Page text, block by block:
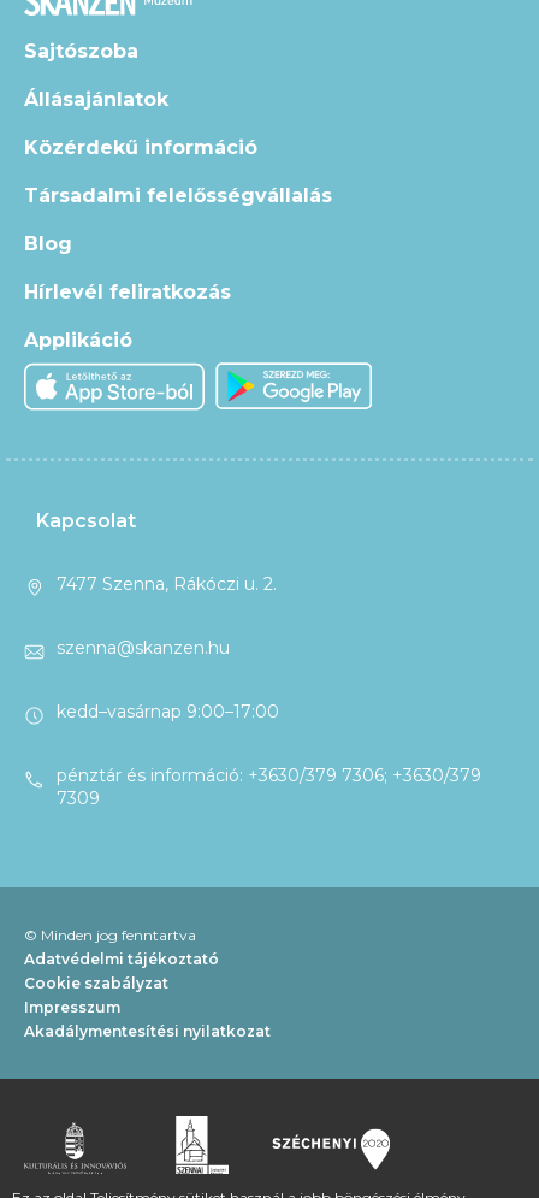
Sajtószoba
Állásajánlatok
Közérdekű információ
Társadalmi felelősségvállalás
Blog
Hírlevél feliratkozás
Applikáció
Kapcsolat
7477 Szenna, Rákóczi u. 2.
szenna@skanzen.hu
kedd–vasárnap 9:00–17:00
pénztár és információ: +3630/379 7306; +3630/379
7309
© Minden jog fenntartva
Adatvédelmi tájékoztató
Cookie szabályzat
Impresszum
Akadálymentesítési nyilatkozat